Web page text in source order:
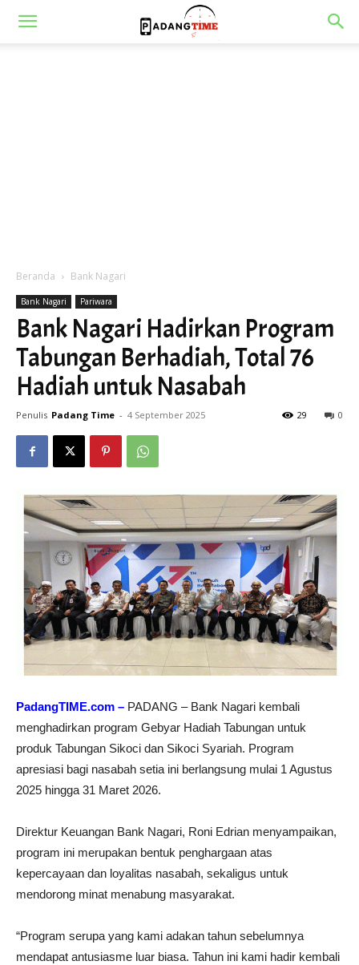
Beranda Bank Nagari
Bank Nagari Pariwara
Bank Nagari Hadirkan Program
Tabungan Berhadiah, Total 76
Hadiah untuk Nasabah
Penulis Padang Time - 4 September 2025 0
29
PadangTIME.com – PADANG – Bank Nagari kembali
menghadirkan program Gebyar Hadiah Tabungan untuk
produk Tabungan Sikoci dan Sikoci Syariah. Program
apresiasi bagi nasabah setia ini berlangsung mulai 1 Agustus
2025 hingga 31 Maret 2026.
Direktur Keuangan Bank Nagari, Roni Edrian menyampaikan,
program ini merupakan bentuk penghargaan atas
kepercayaan dan loyalitas nasabah, sekaligus untuk
mendorong minat menabung masyarakat.
“Program serupa yang kami adakan tahun sebelumnya
mendapat antusiasme luar biasa. Tahun ini kami hadir kembali